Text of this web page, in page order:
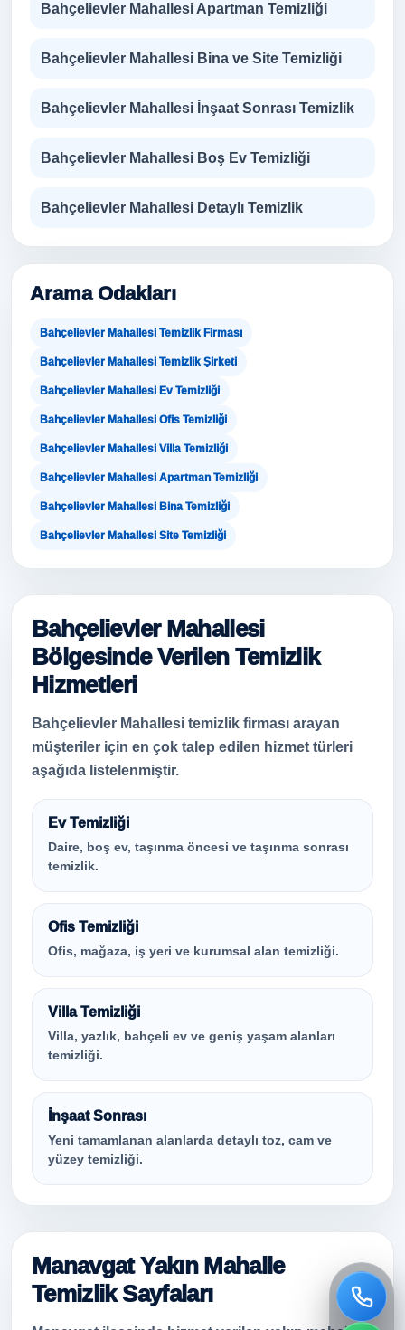
Bahçelievler Mahallesi Apartman Temizliği
Bahçelievler Mahallesi Bina ve Site Temizliği
Bahçelievler Mahallesi İnşaat Sonrası Temizlik
Bahçelievler Mahallesi Boş Ev Temizliği
Bahçelievler Mahallesi Detaylı Temizlik
Arama Odakları
Bahçelievler Mahallesi Temizlik Firması
Bahçelievler Mahallesi Temizlik Şirketi
Bahçelievler Mahallesi Ev Temizliği
Bahçelievler Mahallesi Ofis Temizliği
Bahçelievler Mahallesi Villa Temizliği
Bahçelievler Mahallesi Apartman Temizliği
Bahçelievler Mahallesi Bina Temizliği
Bahçelievler Mahallesi Site Temizliği
Bahçelievler Mahallesi
Bölgesinde Verilen Temizlik
Hizmetleri
Bahçelievler Mahallesi temizlik firması arayan
müşteriler için en çok talep edilen hizmet türleri
aşağıda listelenmiştir.
Ev Temizliği
Daire, boş ev, taşınma öncesi ve taşınma sonrası
temizlik.
Ofis Temizliği
Ofis, mağaza, iş yeri ve kurumsal alan temizliği.
Villa Temizliği
Villa, yazlık, bahçeli ev ve geniş yaşam alanları
temizliği.
İnşaat Sonrası
Yeni tamamlanan alanlarda detaylı toz, cam ve
yüzey temizliği.
Manavgat Yakın Mahalle
Temizlik Sayfaları